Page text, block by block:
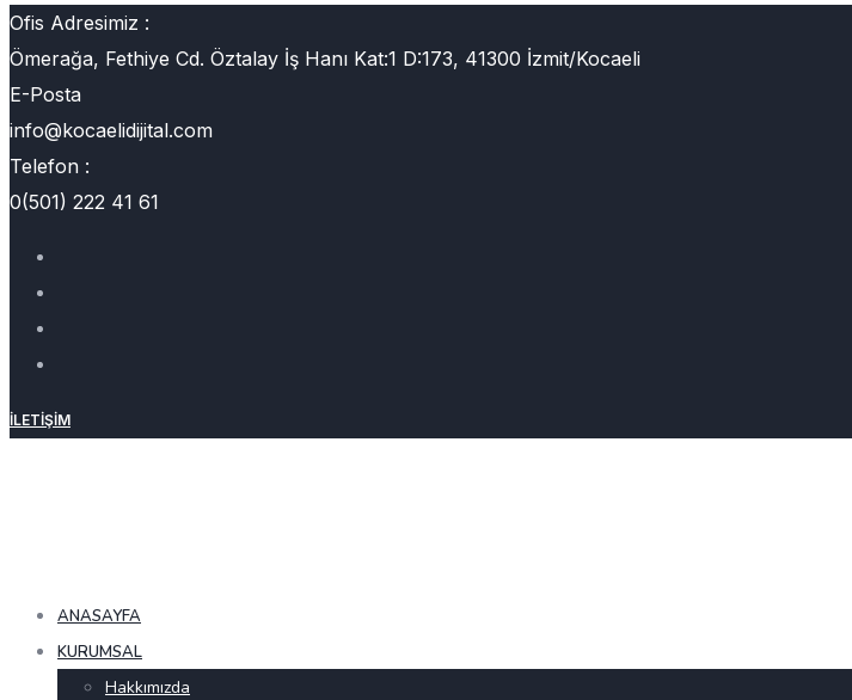
Ofis Adresimiz :
Ömerağa, Fethiye Cd. Öztalay İş Hanı Kat:1 D:173, 41300 İzmit/Kocaeli
E-Posta
info@kocaelidijital.com
Telefon :
0(501) 222 41 61
İLETIŞIM
ANASAYFA
KURUMSAL
Hakkımızda